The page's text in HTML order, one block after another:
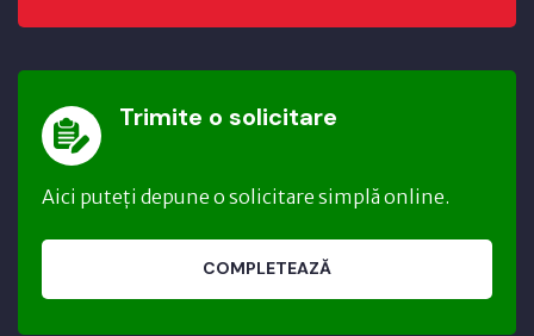
Trimite o solicitare
Aici puteți depune o solicitare simplă online.
COMPLETEAZĂ